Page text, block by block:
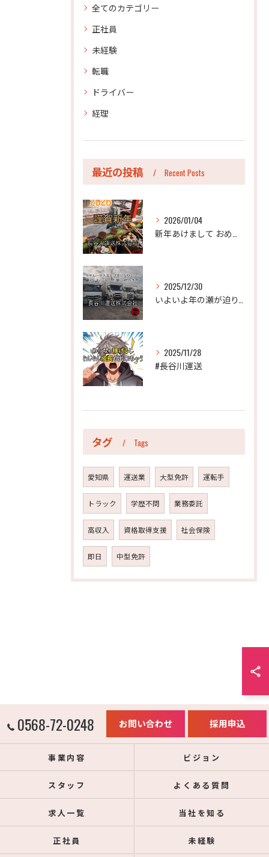
全てのカテゴリー
正社員
未経験
転職
ドライバー
経理
最近の投稿 Recent Posts
2026/01/04
2025/12/30
2025/11/28
#長谷川運送
タグ Tags
愛知県 運送業 大型免許 運転手
トラック 学歴不問 業務委託
高収入 資格取得支援 社会保険
即日 中型免許
0568-72-0248 お問い合わせ 採用申込
事業内容 ビジョン
スタッフ よくある質問
求人一覧 当社を知る
正社員 未経験